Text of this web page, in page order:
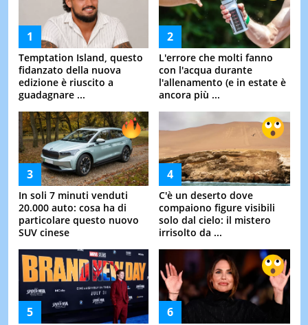
Temptation Island, questo
fidanzato della nuova
edizione è riuscito a
guadagnare ...
L'errore che molti fanno
con l'acqua durante
l'allenamento (e in estate è
ancora più ...
In soli 7 minuti venduti
20.000 auto: cosa ha di
particolare questo nuovo
SUV cinese
C'è un deserto dove
compaiono figure visibili
solo dal cielo: il mistero
irrisolto da ...